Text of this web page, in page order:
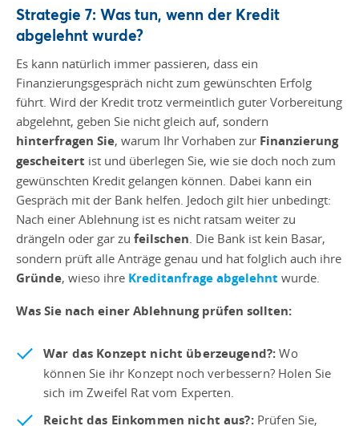
Strategie 7: Was tun, wenn der Kredit
abgelehnt wurde?
Es kann natürlich immer passieren, dass ein
Finanzierungsgespräch nicht zum gewünschten Erfolg
führt. Wird der Kredit trotz vermeintlich guter Vorbereitung
abgelehnt, geben Sie nicht gleich auf, sondern
hinterfragen Sie, warum Ihr Vorhaben zur Finanzierung
gescheitert ist und überlegen Sie, wie sie doch noch zum
gewünschten Kredit gelangen können. Dabei kann ein
Gespräch mit der Bank helfen. Jedoch gilt hier unbedingt:
Nach einer Ablehnung ist es nicht ratsam weiter zu
drängeln oder gar zu feilschen. Die Bank ist kein Basar,
sondern prüft alle Anträge genau und hat folglich auch ihre
Gründe, wieso ihre Kreditanfrage abgelehnt wurde.
Was Sie nach einer Ablehnung prüfen sollten:
War das Konzept nicht überzeugend?: Wo
können Sie ihr Konzept noch verbessern? Holen Sie
sich im Zweifel Rat vom Experten.
Reicht das Einkommen nicht aus?: Prüfen Sie,